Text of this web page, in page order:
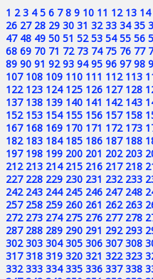
1 2 3 4 5 6 7 8 9 10 11 12 13 14
26 27 28 29 30 31 32 33 34 35
47 48 49 50 51 52 53 54 55 56
68 69 70 71 72 73 74 75 76 77
89 90 91 92 93 94 95 96 97 98
107 108 109 110 111 112 113
122 123 124 125 126 127 128
137 138 139 140 141 142 143
152 153 154 155 156 157 158
167 168 169 170 171 172 173
182 183 184 185 186 187 188
197 198 199 200 201 202 203
212 213 214 215 216 217 218
227 228 229 230 231 232 233
242 243 244 245 246 247 248
257 258 259 260 261 262 263
272 273 274 275 276 277 278
287 288 289 290 291 292 293
302 303 304 305 306 307 308
317 318 319 320 321 322 323
332 333 334 335 336 337 338